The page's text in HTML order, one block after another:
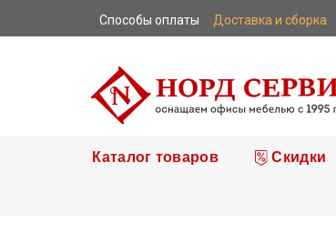
Способы оплаты Доставка и сборка
Каталог товаров Скидки